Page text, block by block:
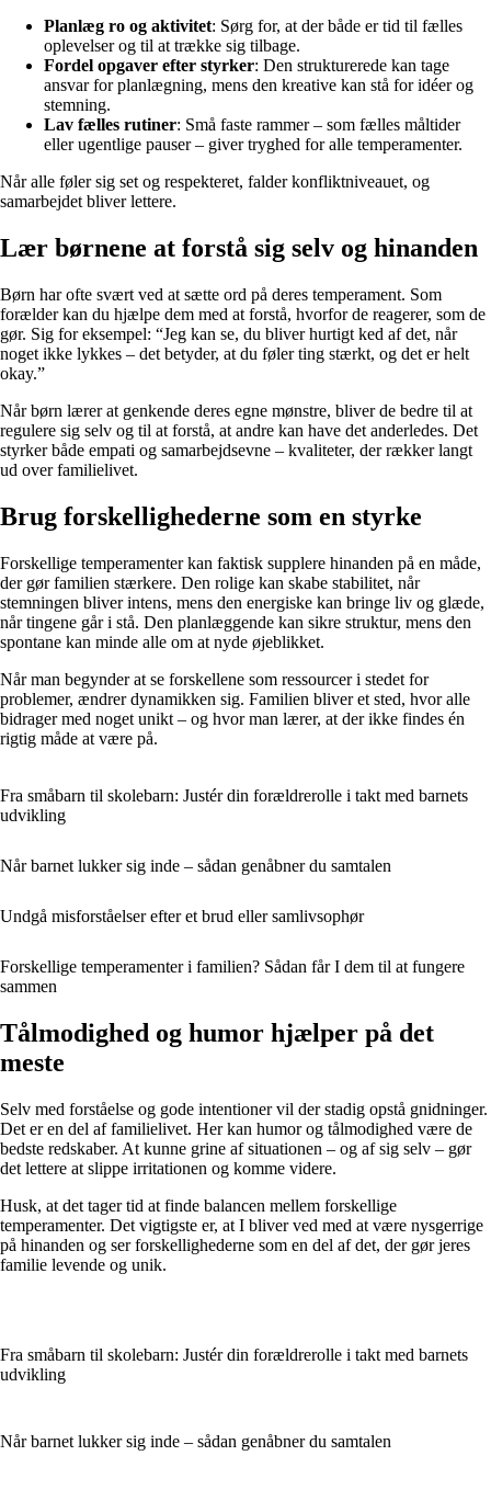
Planlæg ro og aktivitet: Sørg for, at der både er tid til fælles
oplevelser og til at trække sig tilbage.
Fordel opgaver efter styrker: Den strukturerede kan tage
ansvar for planlægning, mens den kreative kan stå for idéer og
stemning.
Lav fælles rutiner: Små faste rammer – som fælles måltider
eller ugentlige pauser – giver tryghed for alle temperamenter.
Når alle føler sig set og respekteret, falder konfliktniveauet, og
samarbejdet bliver lettere.
Lær børnene at forstå sig selv og hinanden
Børn har ofte svært ved at sætte ord på deres temperament. Som
forælder kan du hjælpe dem med at forstå, hvorfor de reagerer, som de
gør. Sig for eksempel: “Jeg kan se, du bliver hurtigt ked af det, når
noget ikke lykkes – det betyder, at du føler ting stærkt, og det er helt
okay.”
Når børn lærer at genkende deres egne mønstre, bliver de bedre til at
regulere sig selv og til at forstå, at andre kan have det anderledes. Det
styrker både empati og samarbejdsevne – kvaliteter, der rækker langt
ud over familielivet.
Brug forskellighederne som en styrke
Forskellige temperamenter kan faktisk supplere hinanden på en måde,
der gør familien stærkere. Den rolige kan skabe stabilitet, når
stemningen bliver intens, mens den energiske kan bringe liv og glæde,
når tingene går i stå. Den planlæggende kan sikre struktur, mens den
spontane kan minde alle om at nyde øjeblikket.
Når man begynder at se forskellene som ressourcer i stedet for
problemer, ændrer dynamikken sig. Familien bliver et sted, hvor alle
bidrager med noget unikt – og hvor man lærer, at der ikke findes én
rigtig måde at være på.
Fra småbarn til skolebarn: Justér din forældrerolle i takt med barnets
udvikling
Når barnet lukker sig inde – sådan genåbner du samtalen
Undgå misforståelser efter et brud eller samlivsophør
Forskellige temperamenter i familien? Sådan får I dem til at fungere
sammen
Tålmodighed og humor hjælper på det
meste
Selv med forståelse og gode intentioner vil der stadig opstå gnidninger.
Det er en del af familielivet. Her kan humor og tålmodighed være de
bedste redskaber. At kunne grine af situationen – og af sig selv – gør
det lettere at slippe irritationen og komme videre.
Husk, at det tager tid at finde balancen mellem forskellige
temperamenter. Det vigtigste er, at I bliver ved med at være nysgerrige
på hinanden og ser forskellighederne som en del af det, der gør jeres
familie levende og unik.
Fra småbarn til skolebarn: Justér din forældrerolle i takt med barnets
udvikling
Når barnet lukker sig inde – sådan genåbner du samtalen